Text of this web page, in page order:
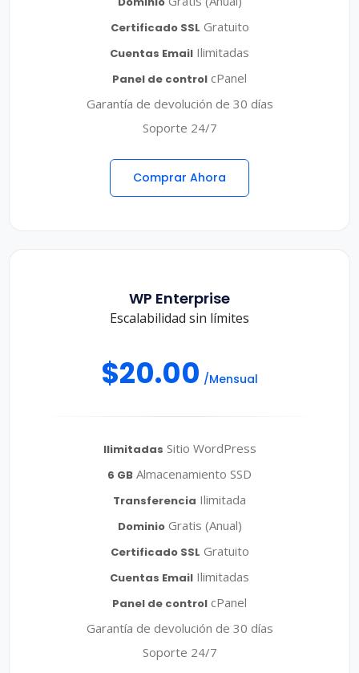
Certificado SSL Gratuito
Cuentas Email Ilimitadas
Panel de control cPanel
Garantía de devolución de 30 días
Soporte 24/7
Comprar Ahora
WP Enterprise
Escalabilidad sin límites
$20.00 /Mensual
Ilimitadas Sitio WordPress
6 GB Almacenamiento SSD
Transferencia Ilimitada
DominioGratis (Anual)
Certificado SSL Gratuito
Cuentas Email Ilimitadas
Panel de control cPanel
Garantía de devolución de 30 días
Soporte 24/7